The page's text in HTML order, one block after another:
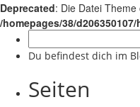
Deprecated: Die Datei
/homepages/38/
nach:
Du befindest dich im
Seiten